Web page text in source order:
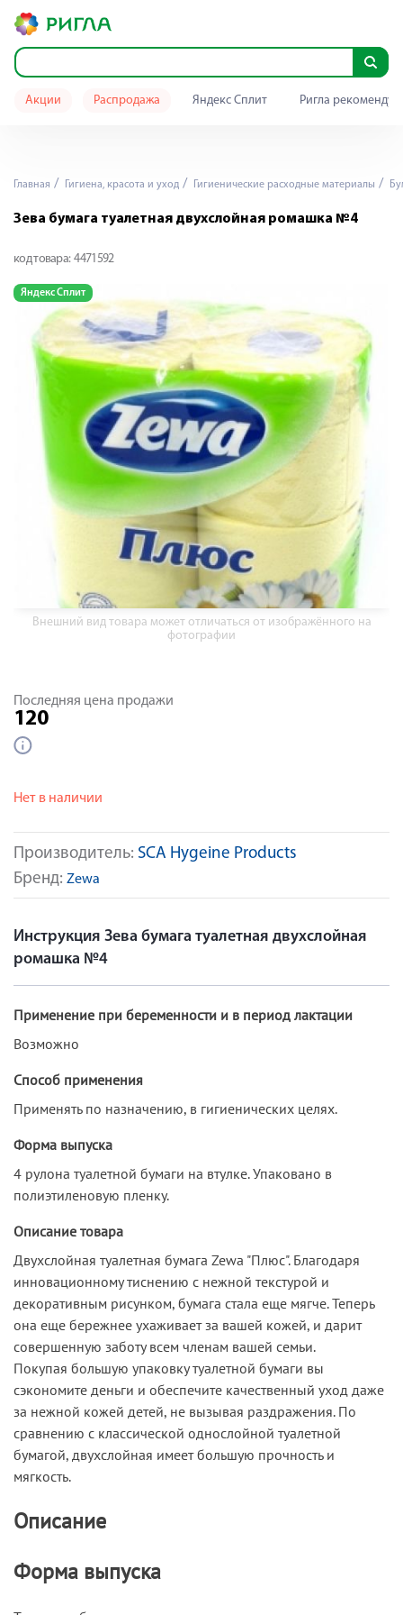
Акции Распродажа Яндекс Сплит Ригла
Главная Гигиена, красота и уход Гигиенические расходные материалы
Зева бумага туалетная двухслойная ромашка №4
код товара: 4471592
Яндекс Сплит
Внешний вид товара может отличаться от изображённого на
фотографии
Производитель: SCA Hygeine Products
Бренд: Zewa
Последняя цена продажи
120
Нет в наличии
Инструкция Зева бумага туалетная двухслойная
ромашка №4
Применение при беременности и в период лактации
Возможно
Способ применения
Применять по назначению, в гигиенических целях.
Форма выпуска
4 рулона туалетной бумаги на втулке. Упаковано в
полиэтиленовую пленку.
Описание товара
Двухслойная туалетная бумага Zewa "Плюс". Благодаря
инновационному тиснению с нежной текстурой и
декоративным рисунком, бумага стала еще мягче. Теперь
она еще бережнее ухаживает за вашей кожей, и дарит
совершенную заботу всем членам вашей семьи.
Покупая большую упаковку туалетной бумаги вы
сэкономите деньги и обеспечите качественный уход даже
за нежной кожей детей, не вызывая раздражения. По
сравнению с классической однослойной туалетной
бумагой, двухслойная имеет большую прочность и
мягкость.
Описание
Форма выпуска